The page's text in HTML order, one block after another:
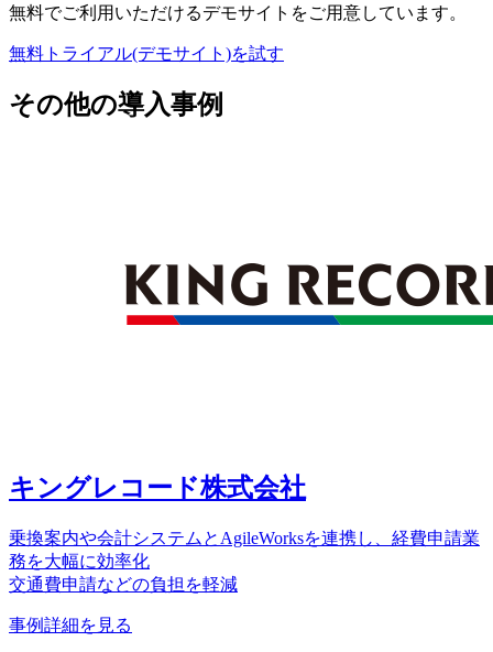
無料でご利用いただけるデモサイトをご用意しています。
無料トライアル(デモサイト)を試す
その他の導入事例
キングレコード株式会社
乗換案内や会計システムとAgileWorksを連携し、経費申請業
務を大幅に効率化
交通費申請などの負担を軽減
事例詳細を見る